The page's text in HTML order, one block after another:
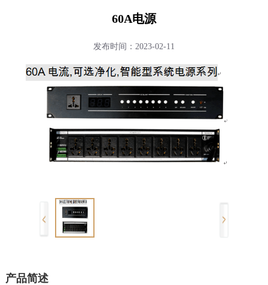
60A电源
发布时间：2023-02-11
产品简述